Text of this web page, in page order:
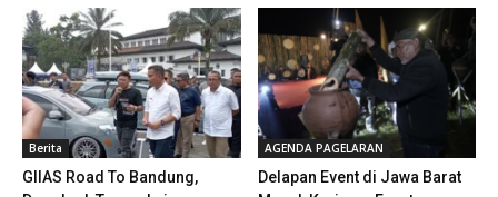
Berita
GIIAS Road To Bandung,
AGENDA PAGELARAN
Delapan Event di Jawa Barat